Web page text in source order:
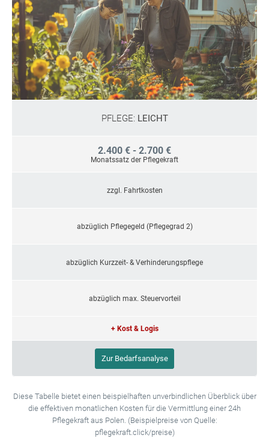
PFLEGE: LEICHT
2.400 € - 2.700 €
Monatssatz der Pflegekraft
zzgl. Fahrtkosten
abzüglich Pflegegeld (Pflegegrad 2)
abzüglich Kurzzeit- & Verhinderungspflege
abzüglich max. Steuervorteil
+ Kost & Logis
Zur Bedarfsanalyse
Diese Tabelle bietet einen beispielhaften unverbindlichen Überblick über
die effektiven monatlichen Kosten für die Vermittlung einer 24h
Pflegekraft aus Polen. (Beispielpreise von Quelle:
pflegekraft.click/preise)